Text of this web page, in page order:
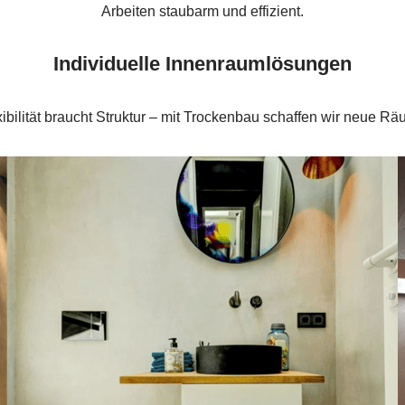
Arbeiten staubarm und effizient.
Individuelle Innenraumlösungen
braucht Struktur – mit Trockenbau schaffen wir neue